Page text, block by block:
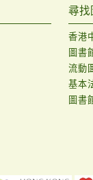
尋找
香港
圖書
流動
基本
圖書